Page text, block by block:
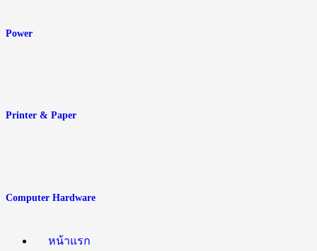
Power
Printer & Paper
Computer Hardware
หน้าแรก